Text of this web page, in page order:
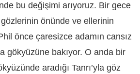
bu değişimi arıyoruz. Bir gece
gözlerinin önünde ve ellerinin
önce çaresizce adamın cansız
gökyüzüne bakıyor. O anda bir
aradığı Tanrı’yla göz